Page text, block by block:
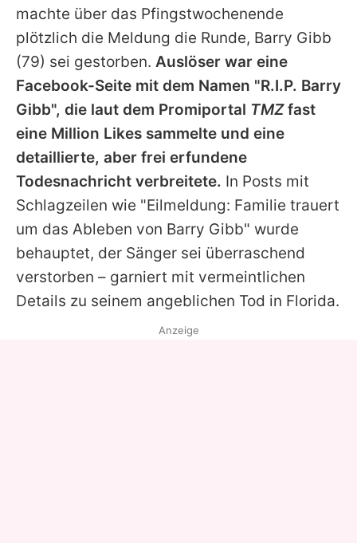
App runterladen
Team
Redaktionelle Richtlinien
Impressum
Datenschutzerklärung
Utiq verwalten
machte über das Pfingstwochenende
plötzlich die Meldung die Runde, Barry Gibb
(79) sei gestorben. Auslöser war eine
Facebook-Seite mit dem Namen "R.I.P. Barry
Gibb", die laut dem Promiportal TMZfast
eine Million Likes sammelte und eine
detaillierte, aber frei erfundene
Todesnachricht verbreitete. In Posts mit
Schlagzeilen wie "Eilmeldung: Familie trauert
um das Ableben von Barry Gibb" wurde
behauptet, der Sänger sei überraschend
verstorben – garniert mit vermeintlichen
Details zu seinem angeblichen Tod in Florida.
Anzeige